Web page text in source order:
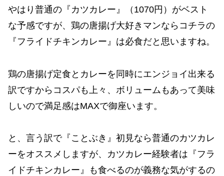
やはり普通の『カツカレー』（1070円）がベスト
な予感ですが、鶏の唐揚げ大好きマンならコチラの
『フライドチキンカレー』は必食だと思いますね。
鶏の唐揚げ定食とカレーを同時にエンジョイ出来る
訳ですからコスパも上々、ボリュームもあって美味
しいので満足感はMAXで御座います。
と、言う訳で『ことぶき』初見なら普通のカツカレ
ーをオススメしますが、カツカレー経験者は『フラ
イドチキンカレー』も食べるのが義務な気がするの